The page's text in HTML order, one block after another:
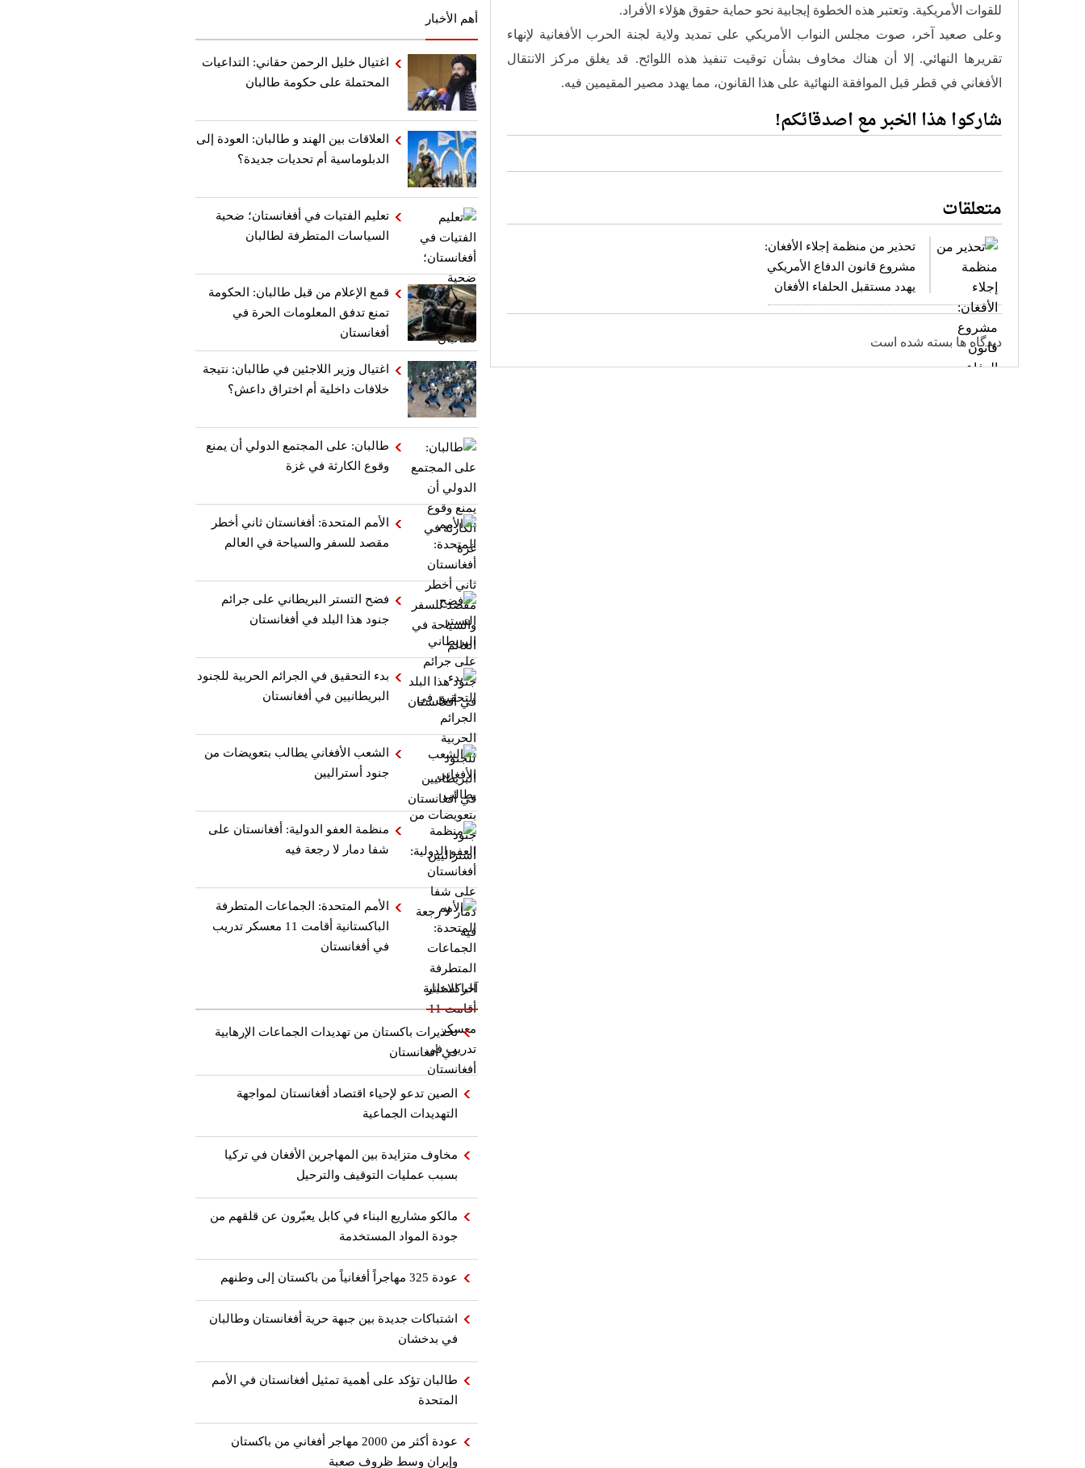
للقوات الأمريكية. وتعتبر هذه الخطوة إيجابية نحو حماية حقوق هؤلاء الأفراد.
وعلى صعيد آخر، صوت مجلس النواب الأمريكي على تمديد ولاية لجنة الحرب الأفغانية لإنهاء
تقريرها النهائي. إلا أن هناك مخاوف بشأن توقيت تنفيذ هذه اللوائح. قد يغلق مركز الانتقال
الأفغاني في قطر قبل الموافقة النهائية على هذا القانون، مما يهدد مصير المقيمين فيه.
شاركوا هذا الخبر مع اصدقائكم!
متعلقات
تحذير من منظمة إجلاء الأفغان:
مشروع قانون الدفاع الأمريكي
يهدد مستقبل الحلفاء الأفغان
دیدگاه ها بسته شده است
أهم الأخبار
اغتيال خليل الرحمن حقاني: التداعيات
المحتملة على حكومة طالبان
العلاقات بين الهند و طالبان: العودة إلى
الدبلوماسية أم تحديات جديدة؟
تعليم الفتيات في أفغانستان؛ ضحية
السياسات المتطرفة لطالبان
قمع الإعلام من قبل طالبان: الحكومة
تمنع تدفق المعلومات الحرة في
أفغانستان
اغتيال وزير اللاجئين في طالبان: نتيجة
خلافات داخلية أم اختراق داعش؟
طالبان: على المجتمع الدولي أن يمنع
وقوع الكارثة في غزة
الأمم المتحدة: أفغانستان ثاني أخطر
مقصد للسفر والسياحة في العالم
فضح التستر البريطاني على جرائم
جنود هذا البلد في أفغانستان
بدء التحقيق في الجرائم الحربیة للجنود
البريطانيین في أفغانستان
الشعب الأفغاني يطالب بتعويضات من
جنود أستراليين
منظمة العفو الدولية: أفغانستان على
شفا دمار لا رجعة فيه
الأمم المتحدة: الجماعات المتطرفة
الباكستانية أقامت 11 معسكر تدريب
في أفغانستان
آخر الاخبار
تحذيرات باكستان من تهديدات الجماعات الإرهابية
في أفغانستان
الصين تدعو لإحياء اقتصاد أفغانستان لمواجهة
التهديدات الجماعية
مخاوف متزايدة بين المهاجرين الأفغان في تركيا
بسبب عمليات التوقيف والترحيل
مالكو مشاريع البناء في كابل يعبّرون عن قلقهم من
جودة المواد المستخدمة
عودة 325 مهاجراً أفغانياً من باكستان إلى وطنهم
اشتباكات جديدة بين جبهة حرية أفغانستان وطالبان
في بدخشان
طالبان تؤكد على أهمية تمثيل أفغانستان في الأمم
المتحدة
عودة أكثر من 2000 مهاجر أفغاني من باكستان
وإيران وسط ظروف صعبة